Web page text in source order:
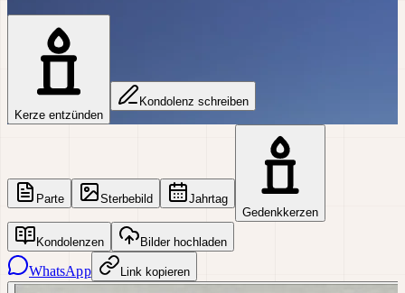
Kerze entzünden
Kondolenz schreiben
Parte Sterbebild
Jahrtag
Gedenkkerzen
Kondolenzen Bilder hochladen
WhatsApp Link kopieren